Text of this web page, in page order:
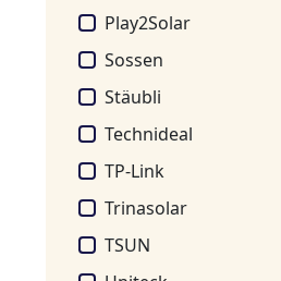
Play2Solar
Sossen
Stäubli
Technideal
TP-Link
Trinasolar
TSUN